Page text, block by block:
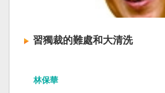
明，譴責嚴重違反基本人權。
同主席中谷元、IPAC執行主任
次彰顯這份聲明的立場，很榮幸
受IPAC的聲明，台灣會給予堅
更透過跨國鎮壓手段，對世界
習獨裁的難處和大清洗
中全會。本來以為在七月上海
林保華